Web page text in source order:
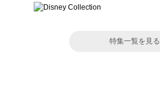
特集一覧を見る